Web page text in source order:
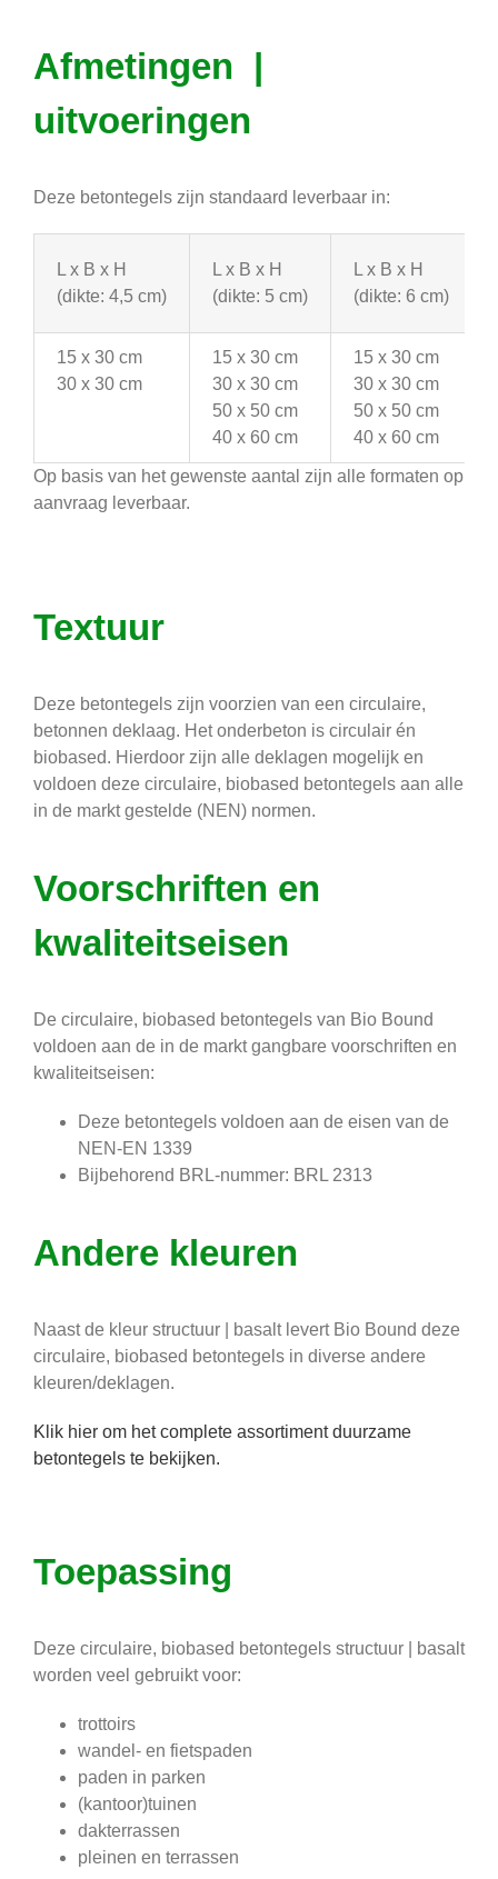
Afmetingen |
uitvoeringen
Deze betontegels zijn standaard leverbaar in:
L x B x H
(dikte: 4,5 cm)
L x B x H
(dikte: 5 cm)
L x B x H
(dikte: 6 cm)
15 x 30 cm
30 x 30 cm
15 x 30 cm
30 x 30 cm
50 x 50 cm
40 x 60 cm
15 x 30 cm
30 x 30 cm
50 x 50 cm
40 x 60 cm
Op basis van het gewenste aantal zijn alle formaten op
aanvraag leverbaar.
Textuur
Deze betontegels zijn voorzien van een circulaire,
betonnen deklaag. Het onderbeton is circulair én
biobased. Hierdoor zijn alle deklagen mogelijk en
voldoen deze circulaire, biobased betontegels aan alle
in de markt gestelde (NEN) normen.
Voorschriften en
kwaliteitseisen
De circulaire, biobased betontegels van Bio Bound
voldoen aan de in de markt gangbare voorschriften en
kwaliteitseisen:
Deze betontegels voldoen aan de eisen van de
NEN-EN 1339
Bijbehorend BRL-nummer: BRL 2313
Andere kleuren
Naast de kleur structuur | basalt levert Bio Bound deze
circulaire, biobased betontegels in diverse andere
kleuren/deklagen.
Klik hier om het complete assortiment duurzame
betontegels te bekijken.
Toepassing
Deze circulaire, biobased betontegels structuur | basalt
worden veel gebruikt voor:
trottoirs
wandel- en fietspaden
paden in parken
(kantoor)tuinen
dakterrassen
pleinen en terrassen